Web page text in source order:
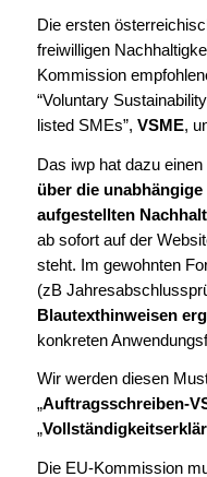
Die ersten
freiwilligen
Kommission
“Voluntary
listed SMEs”, VSME,
Das iwp hat dazu einen
über die
aufgestellten
ab sofort auf der
steht. Im gewohnten
(zB
Blautexthinweisen
konkreten
Wir werden diesen
„Auftragsschreiben-
„
Die EU-Kommission